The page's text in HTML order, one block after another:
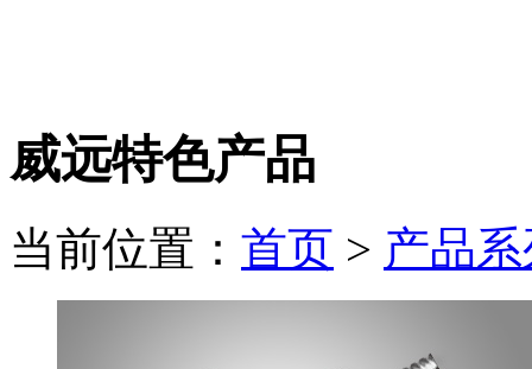
威远特色产品
当前位置： 首页 > 产品